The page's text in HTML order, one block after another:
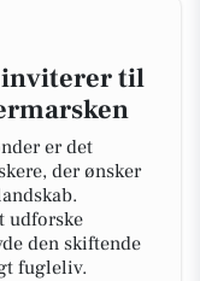
inviterer til
er det
der ønsker
udforske
den skiftende
fugleliv.